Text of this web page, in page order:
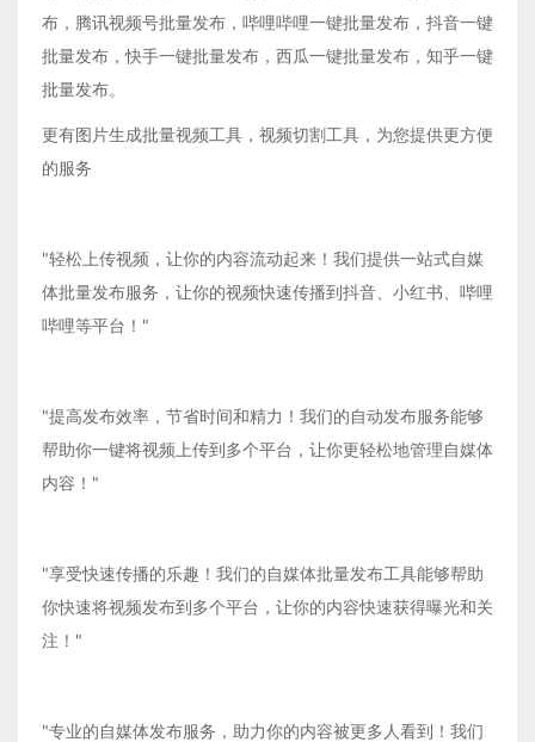
布，腾讯视频号批量发布，哔哩哔哩一键批量发布，抖音一键
批量发布，快手一键批量发布，西瓜一键批量发布，知乎一键
批量发布。
更有图片生成批量视频工具，视频切割工具，为您提供更方便
的服务
"轻松上传视频，让你的内容流动起来！我们提供一站式自媒
体批量发布服务，让你的视频快速传播到抖音、小红书、哔哩
哔哩等平台！"
"提高发布效率，节省时间和精力！我们的自动发布服务能够
帮助你一键将视频上传到多个平台，让你更轻松地管理自媒体
内容！"
"享受快速传播的乐趣！我们的自媒体批量发布工具能够帮助
你快速将视频发布到多个平台，让你的内容快速获得曝光和关
注！"
"专业的自媒体发布服务，助力你的内容被更多人看到！我们